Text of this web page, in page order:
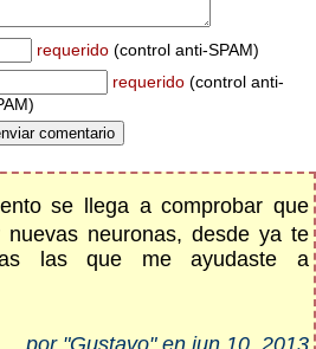
requerido (control anti-SPAM)
requerido (control anti-
se llega a comprobar que
nuevas neuronas, desde ya te
las que me ayudaste a
por "Gustavo" en jun 10, 2013